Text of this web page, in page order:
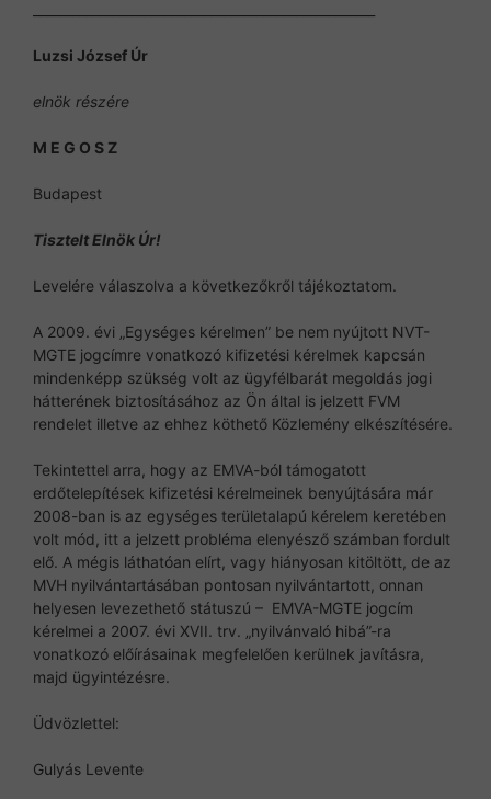
Luzsi József Úr
elnök részére
M E G O S Z
Budapest
Tisztelt Elnök Úr!
Levelére válaszolva a következőkről tájékoztatom.
A 2009. évi „Egységes kérelmen” be nem nyújtott NVT-
MGTE jogcímre vonatkozó kifizetési kérelmek kapcsán
mindenképp szükség volt az ügyfélbarát megoldás jogi
hátterének biztosításához az Ön által is jelzett FVM
rendelet illetve az ehhez köthető Közlemény elkészítésére.
Tekintettel arra, hogy az EMVA-ból támogatott
erdőtelepítések kifizetési kérelmeinek benyújtására már
2008-ban is az egységes területalapú kérelem keretében
volt mód, itt a jelzett probléma elenyésző számban fordult
elő. A mégis láthatóan elírt, vagy hiányosan kitöltött, de az
MVH nyilvántartásában pontosan nyilvántartott, onnan
helyesen levezethető státuszú – EMVA-MGTE jogcím
kérelmei a 2007. évi XVII. trv. „nyilvánvaló hibá”-ra
vonatkozó előírásainak megfelelően kerülnek javításra,
majd ügyintézésre.
Üdvözlettel:
Gulyás Levente